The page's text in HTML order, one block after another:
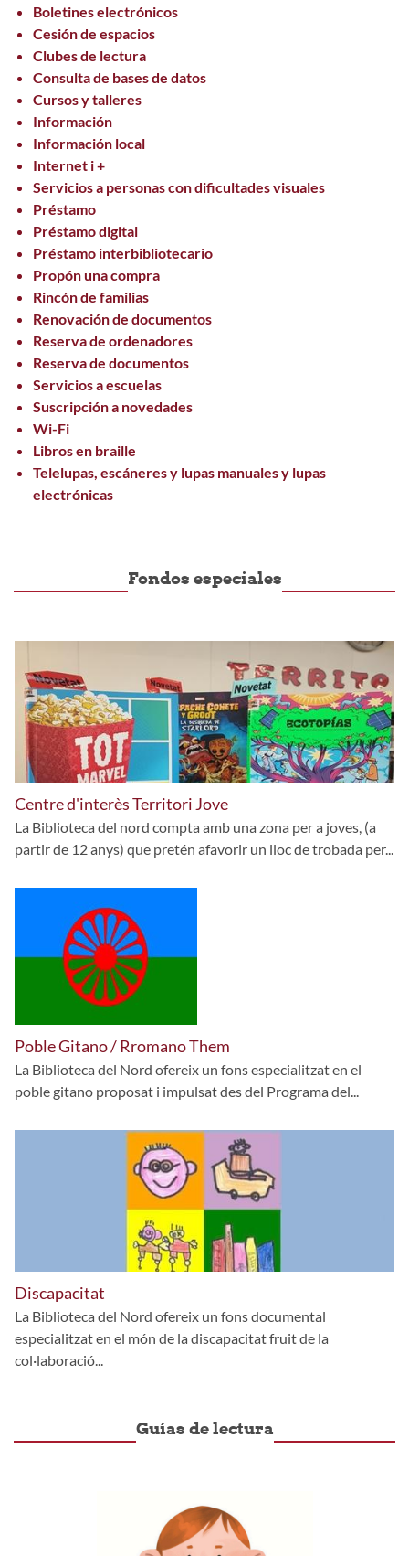
Boletines electrónicos
Cesión de espacios
Clubes de lectura
Consulta de bases de datos
Cursos y talleres
Información
Información local
Internet i +
Servicios a personas con dificultades visuales
Préstamo
Préstamo digital
Préstamo interbibliotecario
Propón una compra
Rincón de familias
Renovación de documentos
Reserva de ordenadores
Reserva de documentos
Servicios a escuelas
Suscripción a novedades
Wi-Fi
Libros en braille
Telelupas, escáneres y lupas manuales y lupas
electrónicas
Fondos especiales
Centre d'interès Territori Jove
La Biblioteca del nord compta amb una zona per a joves, (a
partir de 12 anys) que pretén afavorir un lloc de trobada per...
Poble Gitano / Rromano Them
La Biblioteca del Nord ofereix un fons especialitzat en el
poble gitano proposat i impulsat des del Programa del...
Discapacitat
La Biblioteca del Nord ofereix un fons documental
especialitzat en el món de la discapacitat fruit de la
col·laboració...
Guías de lectura